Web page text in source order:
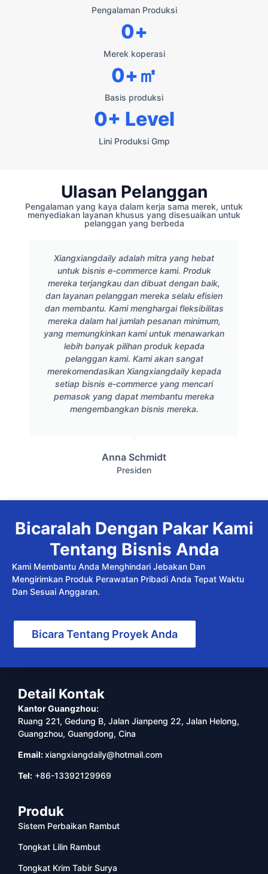
Pengalaman Produksi
Merek koperasi
0+
Basis produksi
0+㎡
Lini Produksi Gmp
0+ Level
Ulasan Pelanggan
Pengalaman yang kaya dalam kerja sama merek, untuk
menyediakan layanan khusus yang disesuaikan untuk
pelanggan yang berbeda
Xiangxiangdaily adalah mitra yang hebat
untuk bisnis e-commerce kami. Produk
mereka terjangkau dan dibuat dengan baik,
dan layanan pelanggan mereka selalu efisien
dan membantu. Kami menghargai fleksibilitas
mereka dalam hal jumlah pesanan minimum,
yang memungkinkan kami untuk menawarkan
lebih banyak pilihan produk kepada
pelanggan kami. Kami akan sangat
merekomendasikan Xiangxiangdaily kepada
setiap bisnis e-commerce yang mencari
pemasok yang dapat membantu mereka
mengembangkan bisnis mereka.
Anna Schmidt
Presiden
Bicaralah Dengan Pakar Kami
Tentang Bisnis Anda
Kami Membantu Anda Menghindari Jebakan Dan
Mengirimkan Produk Perawatan Pribadi Anda Tepat Waktu
Dan Sesuai Anggaran.
Bicara Tentang Proyek Anda
Detail Kontak
Kantor Guangzhou:
Ruang 221, Gedung B, Jalan Jianpeng 22, Jalan Helong,
Guangzhou, Guangdong, Cina
Email:xiangxiangdaily@hotmail.com
Tel: +86-13392129969
Produk
Sistem Perbaikan Rambut
Tongkat Lilin Rambut
Tongkat Krim Tabir Surya